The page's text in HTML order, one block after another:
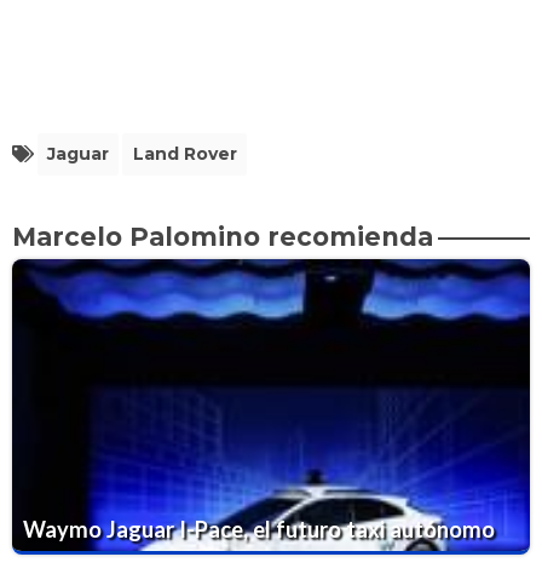
Jaguar Land Rover
Marcelo Palomino recomienda
Waymo Jaguar I-Pace, el futuro taxi autónomo